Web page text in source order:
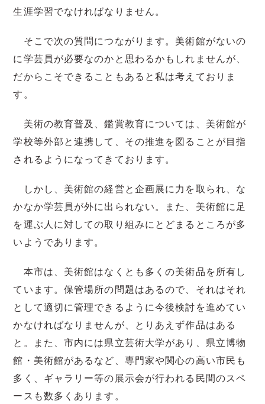
生涯学習でなければなりません。
そこで次の質問につながります。美術館がないの
に学芸員が必要なのかと思わるかもしれませんが、
だからこそできることもあると私は考えておりま
す。
美術の教育普及、鑑賞教育については、美術館が
学校等外部と連携して、その推進を図ることが目指
されるようになってきております。
しかし、美術館の経営と企画展に力を取られ、な
かなか学芸員が外に出られない。また、美術館に足
を運ぶ人に対しての取り組みにとどまるところが多
いようであります。
本市は、美術館はなくとも多くの美術品を所有し
ています。保管場所の問題はあるので、それはそれ
として適切に管理できるように今後検討を進めてい
かなければなりませんが、とりあえず作品はある
と。また、市内には県立芸術大学があり、県立博物
館・美術館があるなど、専門家や関心の高い市民も
多く、ギャラリー等の展示会が行われる民間のスペ
ースも数多くあります。